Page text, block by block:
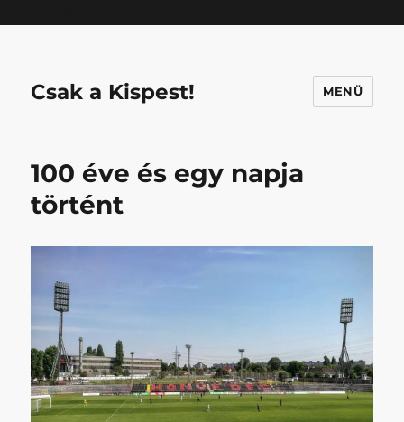
Csak a Kispest! MENÜ
100 éve és egy napja
történt